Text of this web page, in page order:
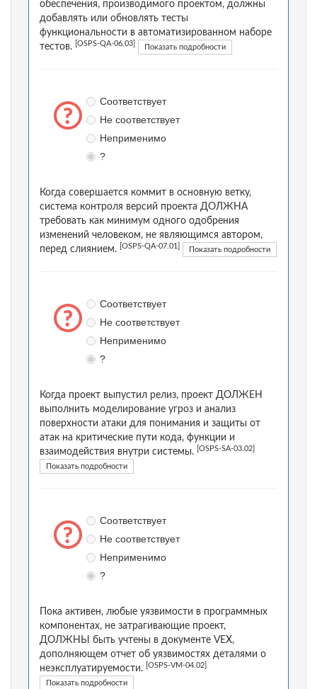
обеспечения, производимого проектом, должны
добавлять или обновлять тесты
функциональности в автоматизированном наборе
тестов.
[OSPS-QA-06.03] Показать подробности
Соответствует
Не соответствует
Неприменимо
?
Когда совершается коммит в основную ветку,
система контроля версий проекта ДОЛЖНА
требовать как минимум одного одобрения
изменений человеком, не являющимся автором,
перед слиянием.
[OSPS-QA-07.01] Показать подробности
Соответствует
Не соответствует
Неприменимо
?
Когда проект выпустил релиз, проект ДОЛЖЕН
выполнить моделирование угроз и анализ
поверхности атаки для понимания и защиты от
атак на критические пути кода, функции и
взаимодействия внутри системы.
[OSPS-SA-03.02]
Показать подробности
Соответствует
Не соответствует
Неприменимо
?
Пока активен, любые уязвимости в программных
компонентах, не затрагивающие проект,
ДОЛЖНЫ быть учтены в документе VEX,
дополняющем отчет об уязвимостях деталями о
неэксплуатируемости.
[OSPS-VM-04.02]
Показать подробности